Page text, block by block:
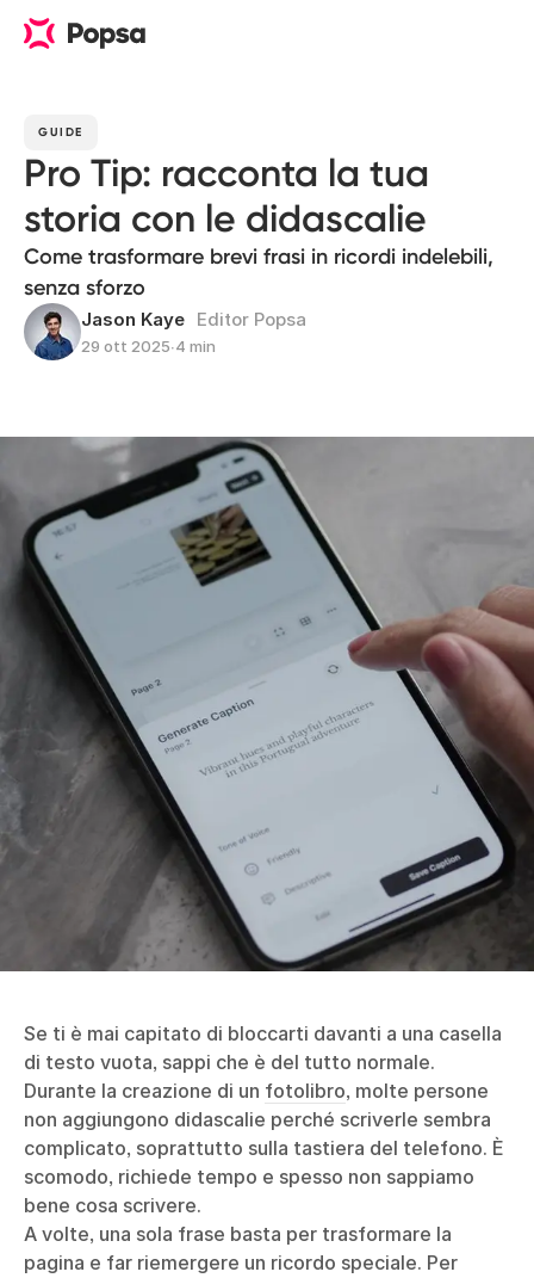
GUIDE
Pro Tip: racconta la tua
storia con le didascalie
Come trasformare brevi frasi in ricordi indelebili,
senza sforzo
Jason Kaye Editor Popsa
29 ott 2025∙4 min
Se ti è mai capitato di bloccarti davanti a una casella
di testo vuota, sappi che è del tutto normale.
Durante la creazione di un fotolibro, molte persone
non aggiungono didascalie perché scriverle sembra
complicato, soprattutto sulla tastiera del telefono. È
scomodo, richiede tempo e spesso non sappiamo
bene cosa scrivere.
A volte, una sola frase basta per trasformare la
pagina e far riemergere un ricordo speciale. Per